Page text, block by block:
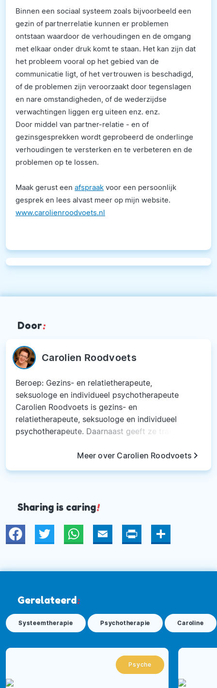
Binnen een sociaal systeem zoals bijvoorbeeld een
gezin of partnerrelatie kunnen er problemen
ontstaan waardoor de verhoudingen en de omgang
met elkaar onder druk komt te staan. Het kan zijn dat
het probleem vooral op het gebied van de
communicatie ligt, of het vertrouwen is beschadigd,
of de problemen zijn veroorzaakt door tegenslagen
en nare omstandigheden, of de wederzijdse
verwachtingen liggen erg uiteen enz. enz.
Door middel van partner-relatie - en of
gezinsgesprekken wordt geprobeerd de onderlinge
verhoudingen te versterken en te verbeteren en de
problemen op te lossen.
Maak gerust een afspraak voor een persoonlijk
gesprek en lees alvast meer op mijn website.
www.carolienroodvoets.nl
Door:
Carolien Roodvoets
Beroep: Gezins- en relatietherapeute,
seksuologe en individueel psychotherapeute
Carolien Roodvoets is gezins- en
relatietherapeute, seksuologe en individueel
psychotherapeute. Daarnaast geeft ze trainingen
werkt als vrijgevestigde therapeut in Deventer
Meer over Carolien Roodvoetskeyboard_arrow_right
Sharing is caring!
Twitter WhatsAppEmail Print Deel
Gerelateerd:
Systeemtherapie Psychotherapie Caroline
Psyche